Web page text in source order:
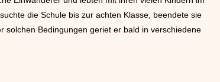
die Schule bis zur achten Klasse, beendete sie
solchen Bedingungen geriet er bald in verschiedene